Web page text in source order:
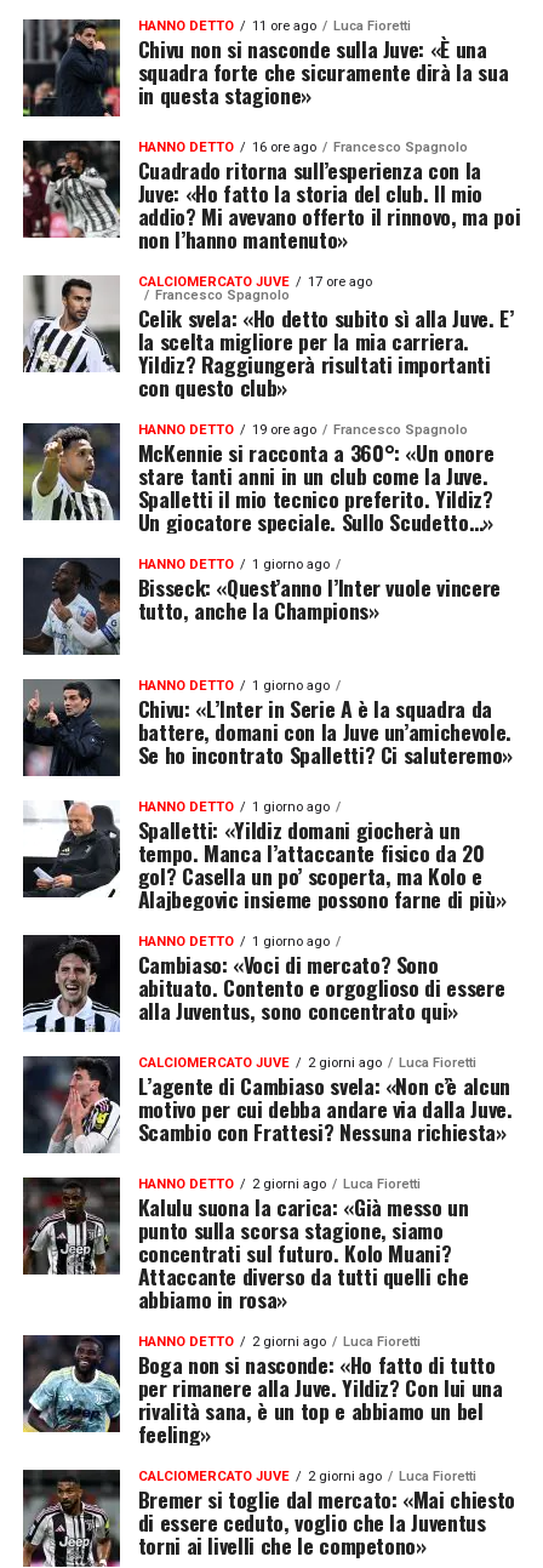
HANNO DETTO 11 ore ago Luca Fioretti
Chivu non si nasconde sulla Juve: «È una
squadra forte che sicuramente dirà la sua
in questa stagione»
HANNO DETTO 16 ore ago Francesco Spagnolo
Cuadrado ritorna sull’esperienza con la
Juve: «Ho fatto la storia del club. Il mio
addio? Mi avevano offerto il rinnovo, ma poi
non l’hanno mantenuto»
CALCIOMERCATO JUVE
17 ore ago
Francesco Spagnolo
Celik svela: «Ho detto subito sì alla Juve. E’
la scelta migliore per la mia carriera.
Yildiz? Raggiungerà risultati importanti
con questo club»
HANNO DETTO 19 ore ago Francesco Spagnolo
McKennie si racconta a 360°: «Un onore
stare tanti anni in un club come la Juve.
Spalletti il mio tecnico preferito. Yildiz?
Un giocatore speciale. Sullo Scudetto…»
HANNO DETTO 1 giorno ago
Bisseck: «Quest’anno l’Inter vuole vincere
tutto, anche la Champions»
HANNO DETTO 1 giorno ago
Chivu: «L’Inter in Serie A è la squadra da
battere, domani con la Juve un’amichevole.
Se ho incontrato Spalletti? Ci saluteremo»
HANNO DETTO 1 giorno ago
Spalletti: «Yildiz domani giocherà un
tempo. Manca l’attaccante fisico da 20
gol? Casella un po’ scoperta, ma Kolo e
Alajbegovic insieme possono farne di più»
HANNO DETTO 1 giorno ago
Cambiaso: «Voci di mercato? Sono
abituato. Contento e orgoglioso di essere
alla Juventus, sono concentrato qui»
CALCIOMERCATO JUVE 2 giorni ago Luca Fioretti
L’agente di Cambiaso svela: «Non c’è alcun
motivo per cui debba andare via dalla Juve.
Scambio con Frattesi? Nessuna richiesta»
HANNO DETTO 2 giorni ago Luca Fioretti
Kalulu suona la carica: «Già messo un
punto sulla scorsa stagione, siamo
concentrati sul futuro. Kolo Muani?
Attaccante diverso da tutti quelli che
abbiamo in rosa»
HANNO DETTO 2 giorni ago Luca Fioretti
Boga non si nasconde: «Ho fatto di tutto
per rimanere alla Juve. Yildiz? Con lui una
rivalità sana, è un top e abbiamo un bel
feeling»
CALCIOMERCATO JUVE 2 giorni ago Luca Fioretti
Bremer si toglie dal mercato: «Mai chiesto
di essere ceduto, voglio che la Juventus
torni ai livelli che le competono»